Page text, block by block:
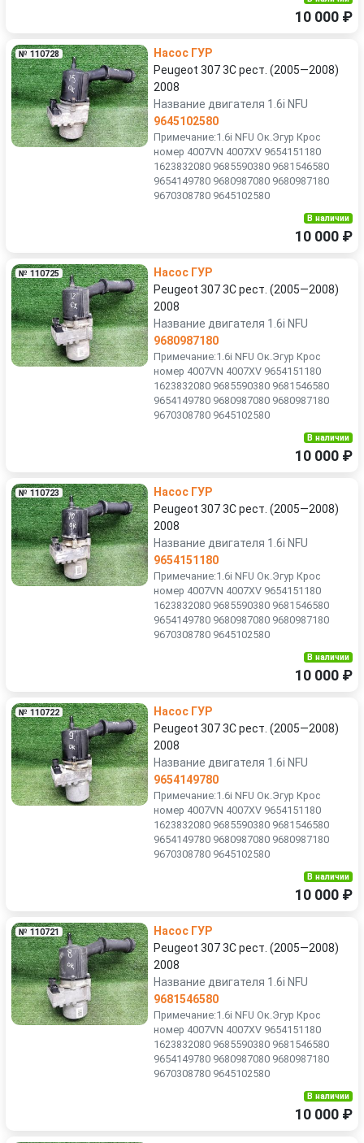
10 000 ₽
№ 110728
Насос ГУР
Peugeot 307 3C рест. (2005—2008)
2008
Название двигателя 1.6i NFU
9645102580
Примечание:1.6i NFU Ок.Эгур Крос
номер 4007VN 4007XV 9654151180
1623832080 9685590380 9681546580
9654149780 9680987080 9680987180
9670308780 9645102580
В наличии
10 000 ₽
№ 110725
Насос ГУР
Peugeot 307 3C рест. (2005—2008)
2008
Название двигателя 1.6i NFU
9680987180
Примечание:1.6i NFU Ок.Эгур Крос
номер 4007VN 4007XV 9654151180
1623832080 9685590380 9681546580
9654149780 9680987080 9680987180
9670308780 9645102580
В наличии
10 000 ₽
№ 110723
Насос ГУР
Peugeot 307 3C рест. (2005—2008)
2008
Название двигателя 1.6i NFU
9654151180
Примечание:1.6i NFU Ок.Эгур Крос
номер 4007VN 4007XV 9654151180
1623832080 9685590380 9681546580
9654149780 9680987080 9680987180
9670308780 9645102580
В наличии
10 000 ₽
№ 110722
Насос ГУР
Peugeot 307 3C рест. (2005—2008)
2008
Название двигателя 1.6i NFU
9654149780
Примечание:1.6i NFU Ок.Эгур Крос
номер 4007VN 4007XV 9654151180
1623832080 9685590380 9681546580
9654149780 9680987080 9680987180
9670308780 9645102580
В наличии
10 000 ₽
№ 110721
Насос ГУР
Peugeot 307 3C рест. (2005—2008)
2008
Название двигателя 1.6i NFU
9681546580
Примечание:1.6i NFU Ок.Эгур Крос
номер 4007VN 4007XV 9654151180
1623832080 9685590380 9681546580
9654149780 9680987080 9680987180
9670308780 9645102580
В наличии
10 000 ₽